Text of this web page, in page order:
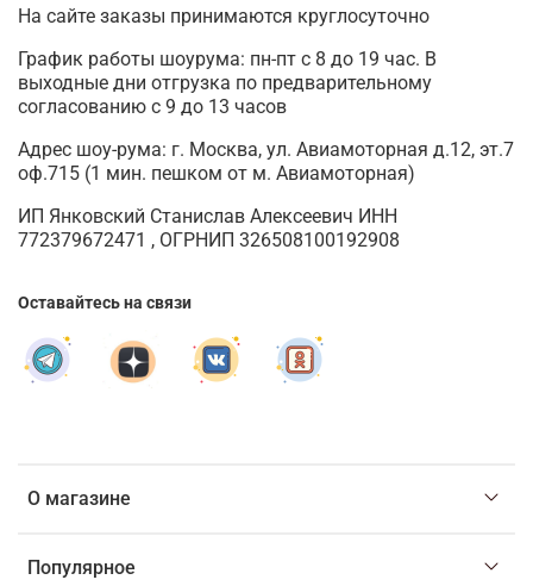
О магазине
Популярное
На сайте заказы принимаются круглосуточно
График работы шоурума: пн-пт с 8 до 19 час. В
выходные дни отгрузка по предварительному
согласованию с 9 до 13 часов
Адрес шоу-рума: г. Москва, ул. Авиамоторная д.12, эт.7
оф.715 (1 мин. пешком от м. Авиамоторная)
ИП Янковский Станислав Алексеевич ИНН
772379672471 , ОГРНИП 326508100192908
Оставайтесь на связи